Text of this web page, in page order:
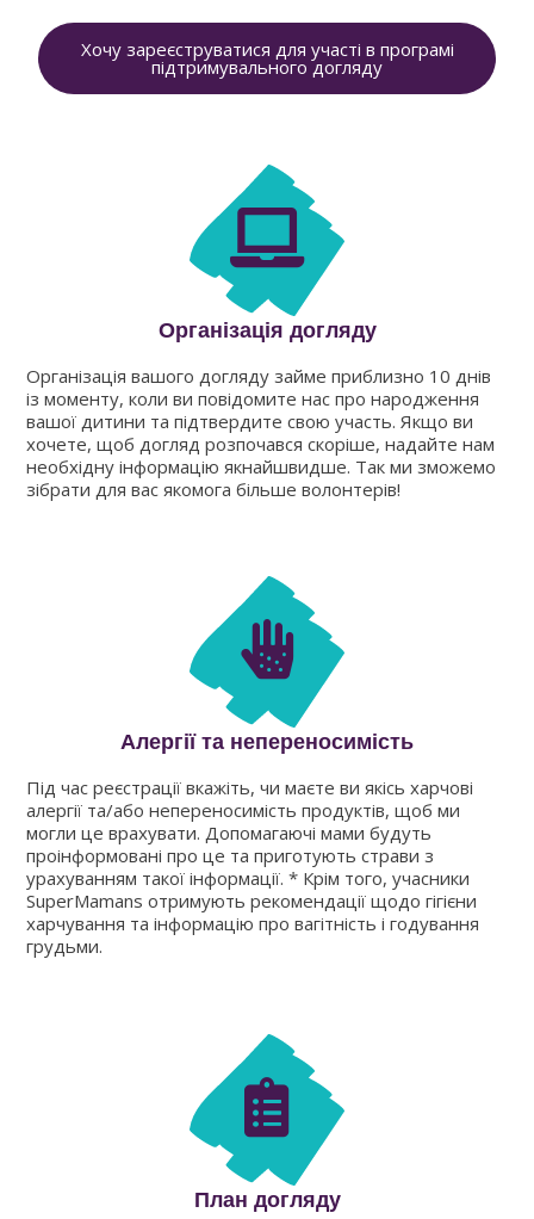
Хочу зареєструватися для участі в програмі
підтримувального догляду
Організація догляду
Організація вашого догляду займе приблизно 10 днів
із моменту, коли ви повідомите нас про народження
вашої дитини та підтвердите свою участь. Якщо ви
хочете, щоб догляд розпочався скоріше, надайте нам
необхідну інформацію якнайшвидше. Так ми зможемо
зібрати для вас якомога більше волонтерів!
Алергії та непереносимість
Під час реєстрації вкажіть, чи маєте ви якісь харчові
алергії та/або непереносимість продуктів, щоб ми
могли це врахувати. Допомагаючі мами будуть
проінформовані про це та приготують страви з
урахуванням такої інформації. * Крім того, учасники
SuperMamans отримують рекомендації щодо гігієни
харчування та інформацію про вагітність і годування
грудьми.
План догляду